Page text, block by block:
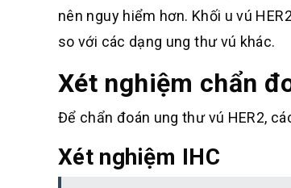
nên nguy hiểm hơn. Khối u vú
so với các dạng ung thư vú khác.
Xét nghiệm chẩn
Để chẩn đoán ung thư vú HER2,
Xét nghiệm IHC